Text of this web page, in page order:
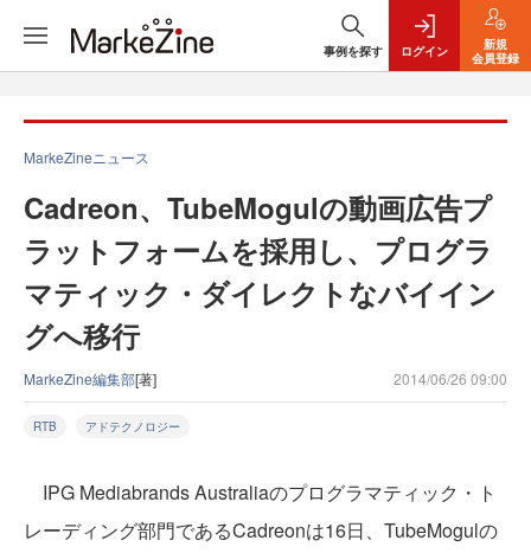
事例を探す ログイン
新規
会員登録
MarkeZineニュース
Cadreon、TubeMogulの動画広告プ
ラットフォームを採用し、プログラ
マティック・ダイレクトなバイイン
グへ移行
MarkeZine編集部[著] 2014/06/26 09:00
RTB アドテクノロジー
IPG Mediabrands Australiaのプログラマティック・ト
レーディング部門であるCadreonは16日、TubeMogulの